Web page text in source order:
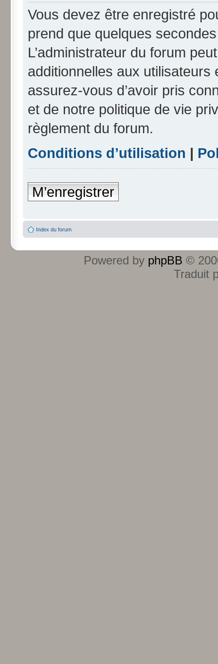
Vous devez être enregistré
prend que quelques
L’administrateur du forum
additionnelles aux
assurez-vous d’avoir pris
et de notre politique de vie
règlement du forum.
Conditions d’utilisation |
M’enregistrer
Index du forum
Powered by phpBB ©
Traduit